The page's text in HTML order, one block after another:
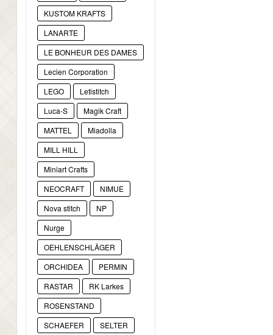
KUSTOM KRAFTS
LANARTE
LE BONHEUR DES DAMES
Lecien Corporation
LEGO
Letistitch
Luca-S
Magik Craft
MATTEL
Miadolla
MILL HILL
Miniart Crafts
NEOCRAFT
NIMUE
Nova stitch
NP
Nurge
OEHLENSCHLÄGER
ORCHIDEA
PERMIN
RASTAR
RK Larkes
ROSENSTAND
SCHAEFER
SELTER